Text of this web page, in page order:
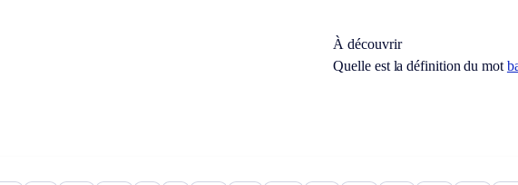
À découvrir
Quelle est la définition du mot